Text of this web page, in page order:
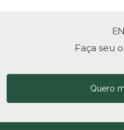
Faça seu
Quero